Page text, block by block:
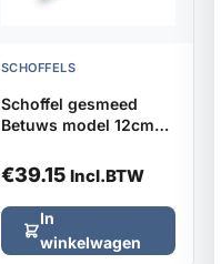
SCHOFFELS
Schoffel gesmeed
Betuws model 12cm
€39.15 Incl.BTW
In
winkelwagen